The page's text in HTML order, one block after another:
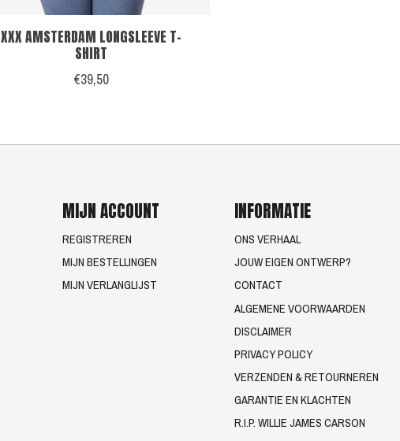
XXX AMSTERDAM LONGSLEEVE T-
SHIRT
€39,50
MIJN ACCOUNT
REGISTREREN
MIJN BESTELLINGEN
MIJN VERLANGLIJST
INFORMATIE
ONS VERHAAL
JOUW EIGEN ONTWERP?
CONTACT
ALGEMENE VOORWAARDEN
DISCLAIMER
PRIVACY POLICY
VERZENDEN & RETOURNEREN
GARANTIE EN KLACHTEN
R.I.P. WILLIE JAMES CARSON